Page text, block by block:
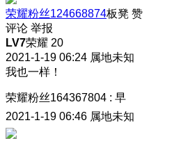
荣耀粉丝124668874板凳 赞
评论 举报
LV7荣耀 20
2021-1-19 06:24 属地未知
我也一样！
荣耀粉丝164367804 : 早
2021-1-19 06:46 属地未知